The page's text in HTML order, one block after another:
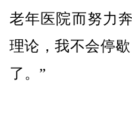
老年医院而努力
理论，我不会停
了。”